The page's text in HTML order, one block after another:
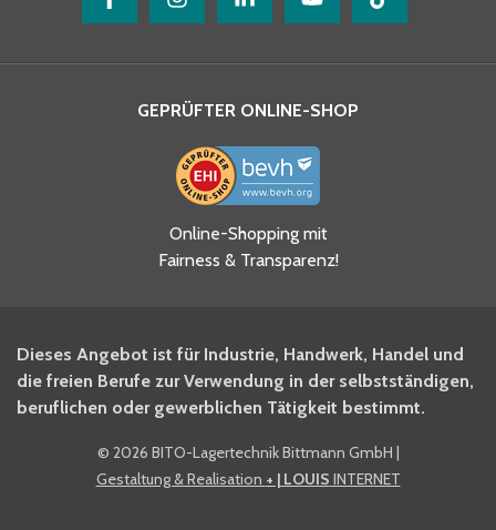
Ja, ich habe die
Datenschutzhinweise gelesen
und akzeptiere diese.
BITO Newsletter Fachwissen
Intralogistiker anmelden.
Ja, ich möchte mich für den
BITO Shop-Newsletter
GEPRÜFTER ONLINE-SHOP
Online-Shopping mit
Fairness & Transparenz!
Dieses Angebot ist für Industrie, Handwerk, Handel und
die freien Berufe zur Verwendung in der selbstständigen,
beruflichen oder gewerblichen Tätigkeit bestimmt.
© 2026 BITO-Lagertechnik Bittmann GmbH |
Gestaltung & Realisation + | LOUIS INTERNET